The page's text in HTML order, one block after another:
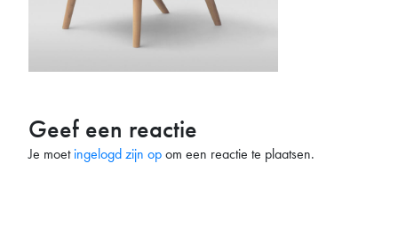
Geef een reactie
Je moetingelogd zijn opom een reactie te plaatsen.